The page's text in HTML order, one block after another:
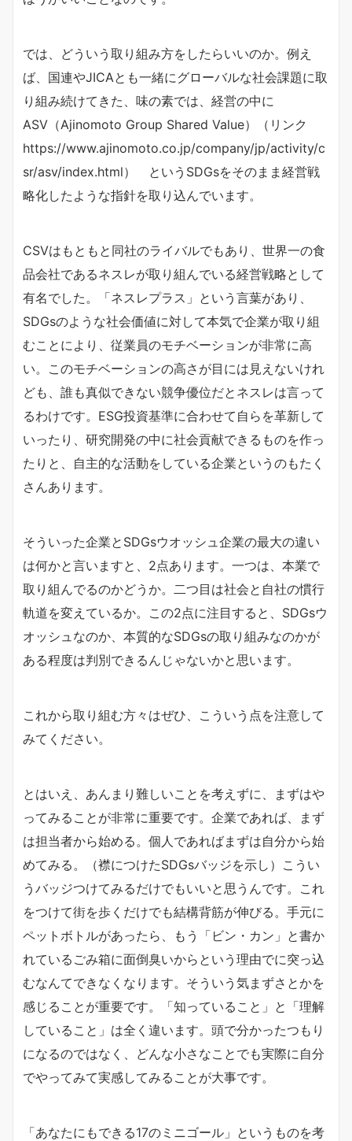
では、どういう取り組み方をしたらいいのか。例え
ば、国連やJICAとも一緒にグローバルな社会課題に取
り組み続けてきた、味の素では、経営の中に
ASV（Ajinomoto Group Shared Value）（リンク
https://www.ajinomoto.co.jp/company/jp/activity/c
sr/asv/index.html） というSDGsをそのまま経営戦
略化したような指針を取り込んでいます。
CSVはもともと同社のライバルでもあり、世界一の食
品会社であるネスレが取り組んでいる経営戦略として
有名でした。「ネスレプラス」という言葉があり、
SDGsのような社会価値に対して本気で企業が取り組
むことにより、従業員のモチベーションが非常に高
い。このモチベーションの高さが目には見えないけれ
ども、誰も真似できない競争優位だとネスレは言って
るわけです。ESG投資基準に合わせて自らを革新して
いったり、研究開発の中に社会貢献できるものを作っ
たりと、自主的な活動をしている企業というのもたく
さんあります。
そういった企業とSDGsウオッシュ企業の最大の違い
は何かと言いますと、2点あります。一つは、本業で
取り組んでるのかどうか。二つ目は社会と自社の慣行
軌道を変えているか。この2点に注目すると、SDGsウ
オッシュなのか、本質的なSDGsの取り組みなのかが
ある程度は判別できるんじゃないかと思います。
これから取り組む方々はぜひ、こういう点を注意して
みてください。
とはいえ、あんまり難しいことを考えずに、まずはや
ってみることが非常に重要です。企業であれば、まず
は担当者から始める。個人であればまずは自分から始
めてみる。（襟につけたSDGsバッジを示し）こうい
うバッジつけてみるだけでもいいと思うんです。これ
をつけて街を歩くだけでも結構背筋が伸びる。手元に
ペットボトルがあったら、もう「ビン・カン」と書か
れているごみ箱に面倒臭いからという理由でに突っ込
むなんてできなくなります。そういう気まずさとかを
感じることが重要です。「知っていること」と「理解
していること」は全く違います。頭で分かったつもり
になるのではなく、どんな小さなことでも実際に自分
でやってみて実感してみることが大事です。
「あなたにもできる17のミニゴール」というものを考